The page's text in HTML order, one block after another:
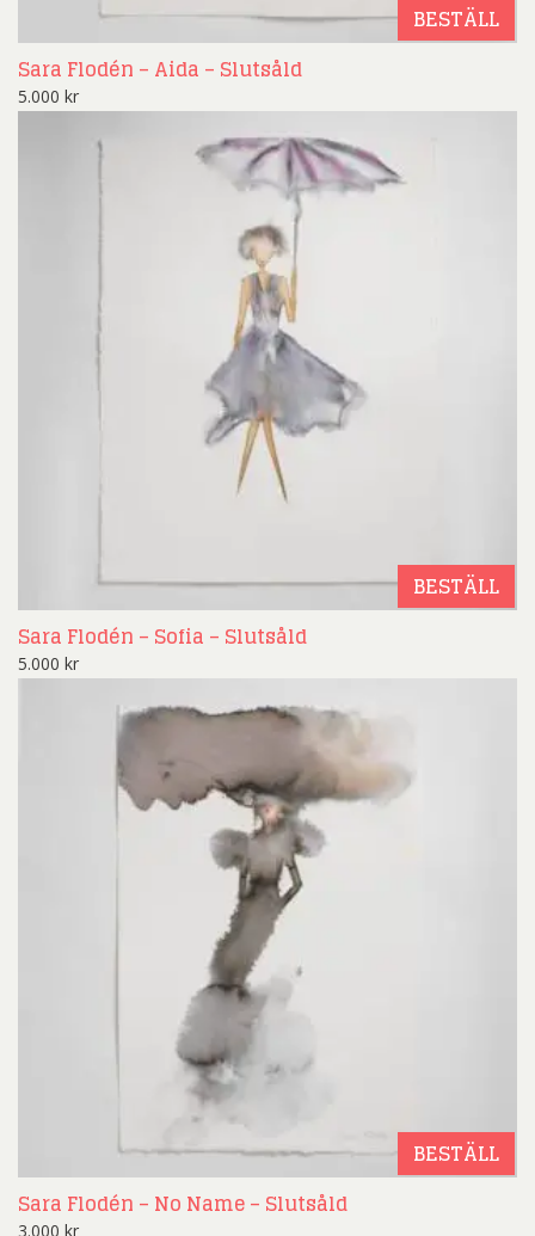
BESTÄLL
Sara Flodén – Aida – Slutsåld
5.000 kr
BESTÄLL
Sara Flodén – Sofia – Slutsåld
5.000 kr
BESTÄLL
Sara Flodén – No Name – Slutsåld
3.000 kr